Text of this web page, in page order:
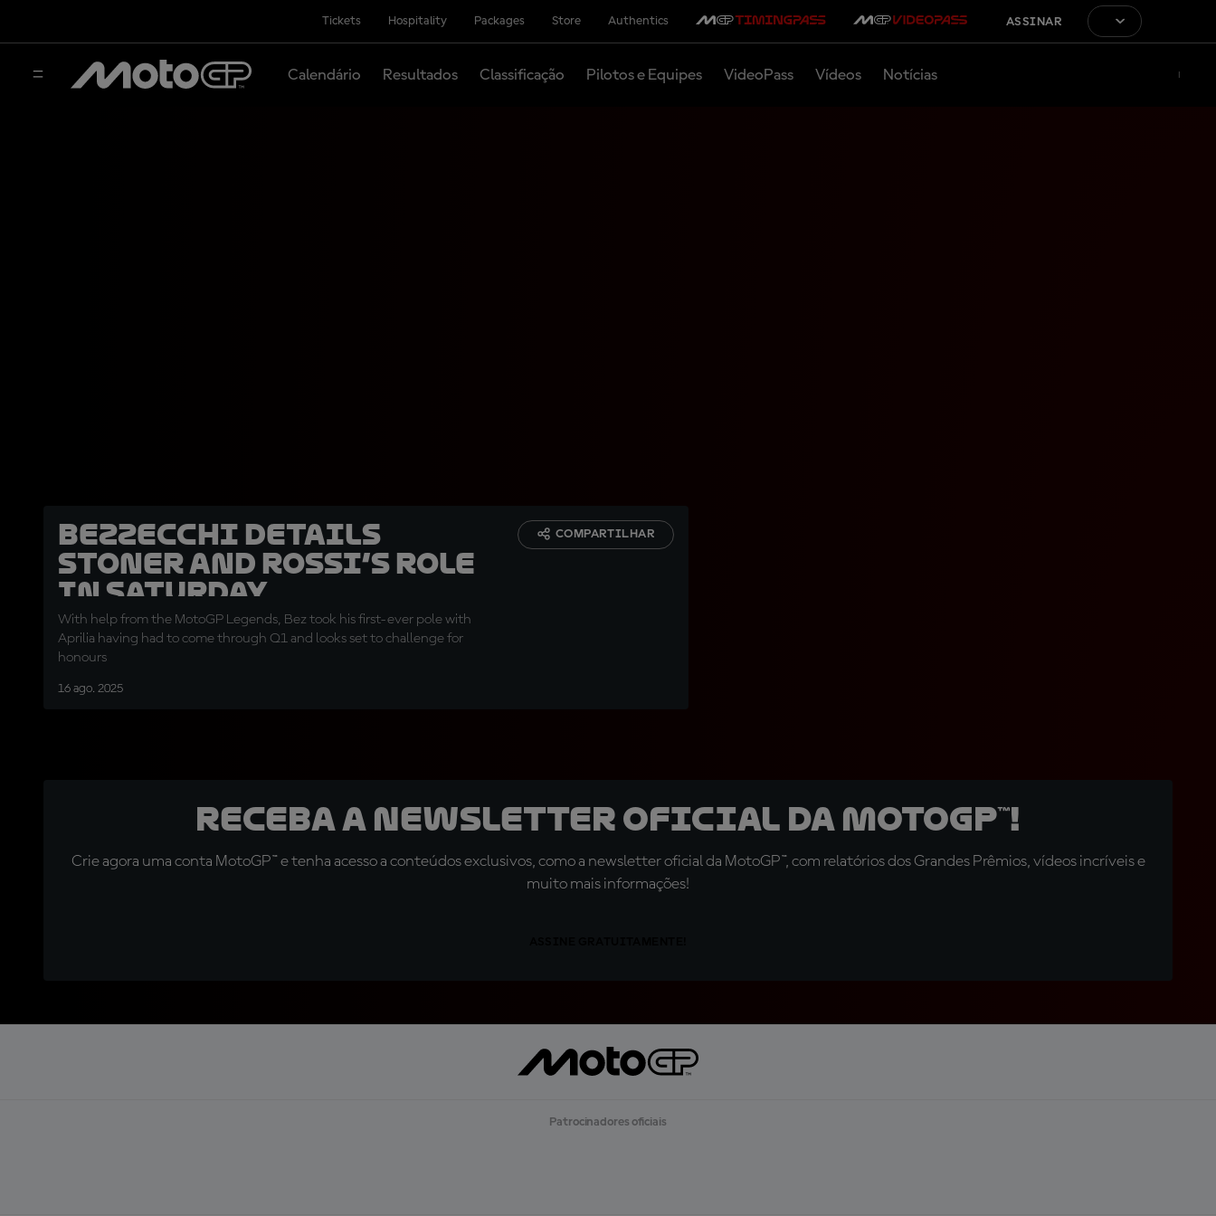
Tickets Hospitality Packages Store Authentics ASSINAR
Calendário Resultados Classificação Pilotos e Equipes VideoPass Vídeos Notícias
Bezzecchi details
Stoner and Rossi’s role
in Saturday
"revolution"
With help from the MotoGP Legends, Bez took his first-ever pole with
Aprilia having had to come through Q1 and looks set to challenge for
honours
16 ago. 2025
COMPARTILHAR
Receba a newsletter oficial da MotoGP™!
Crie agora uma conta MotoGP™ e tenha acesso a conteúdos exclusivos, como a newsletter oficial da MotoGP™, com relatórios dos Grandes Prêmios, vídeos incríveis e
muito mais informações!
Patrocinadores oficiais